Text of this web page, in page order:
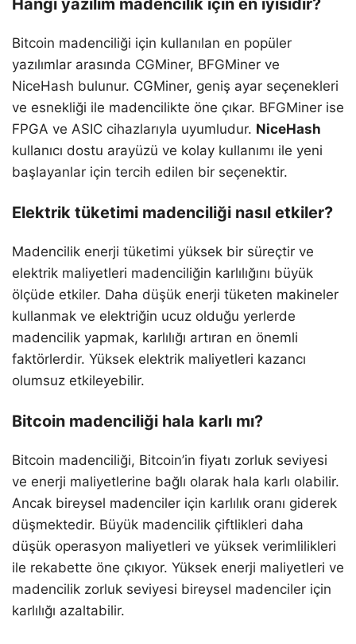
Bitcoin madenciliği için kullanılan en popüler
yazılımlar arasında CGMiner, BFGMiner ve
NiceHash bulunur. CGMiner, geniş ayar seçenekleri
ve esnekliği ile madencilikte öne çıkar. BFGMiner ise
FPGA ve ASIC cihazlarıyla uyumludur. NiceHash
kullanıcı dostu arayüzü ve kolay kullanımı ile yeni
başlayanlar için tercih edilen bir seçenektir.
Elektrik tüketimi madenciliği nasıl etkiler?
Madencilik enerji tüketimi yüksek bir süreçtir ve
elektrik maliyetleri madenciliğin karlılığını büyük
ölçüde etkiler. Daha düşük enerji tüketen makineler
kullanmak ve elektriğin ucuz olduğu yerlerde
madencilik yapmak, karlılığı artıran en önemli
faktörlerdir. Yüksek elektrik maliyetleri kazancı
olumsuz etkileyebilir.
Bitcoin madenciliği hala karlı mı?
Bitcoin madenciliği, Bitcoin’in fiyatı zorluk seviyesi
ve enerji maliyetlerine bağlı olarak hala karlı olabilir.
Ancak bireysel madenciler için karlılık oranı giderek
düşmektedir. Büyük madencilik çiftlikleri daha
düşük operasyon maliyetleri ve yüksek verimlilikleri
ile rekabette öne çıkıyor. Yüksek enerji maliyetleri ve
madencilik zorluk seviyesi bireysel madenciler için
karlılığı azaltabilir.